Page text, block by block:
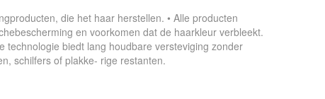
die het haar herstellen. • Alle producten
en voorkomen dat de haarkleur verbleekt.
technologie biedt lang houdbare versteviging zonder
schilfers of plakke- rige restanten.